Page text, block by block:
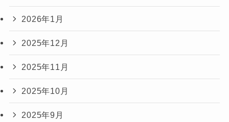
2026年1月
2025年12月
2025年11月
2025年10月
2025年9月